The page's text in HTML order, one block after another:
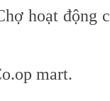
hoạt động
mart.